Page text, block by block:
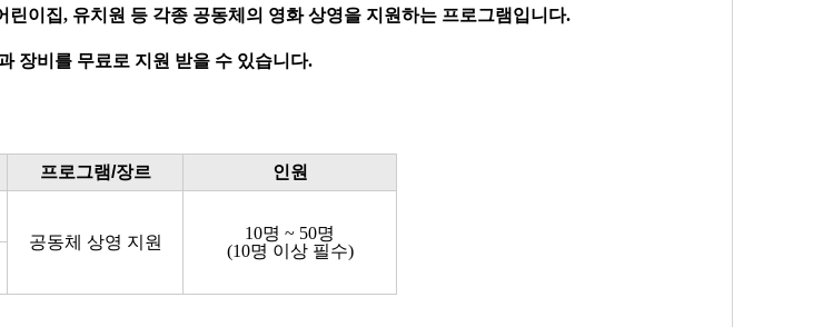
린이집, 유치원 등 각종 공동체의 영화 상영을 지원하는 프로그램입니다.
장비를 무료로 지원 받을 수 있습니다.
프로그램/장르 인원
공동체 상영 지원
10명 ~ 50명
(10명 이상 필수)